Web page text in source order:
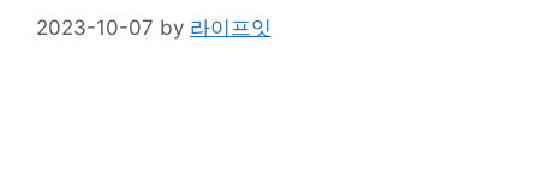
2023-10-07 by 라이프잇